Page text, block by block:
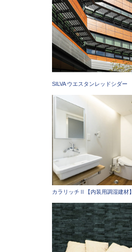
SILVA ウエスタンレッドシダー
カラリッチⅡ【内装用調湿建材】